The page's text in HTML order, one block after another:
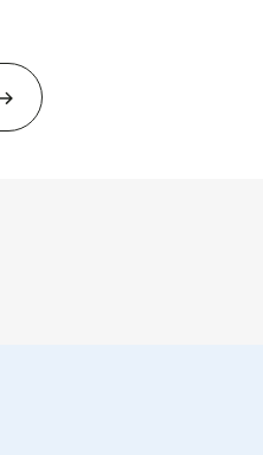
- erhvervs­økonomi og